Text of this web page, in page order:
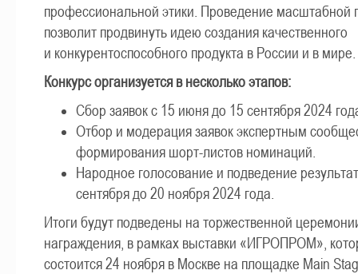
профессиональной этики. Проведение масштабной
позволит продвинуть идею создания качественного
и конкурентоспособного продукта в России и в мире.
Конкурс организуется в несколько этапов:
Сбор заявок с 15 июня до 15 сентября 2024
Отбор и модерация заявок экспертным
формирования шорт-листов номинаций.
Народное голосование и подведение
сентября до 20 ноября 2024 года.
Итоги будут подведены на торжественной
награждения, в рамках выставки «ИГРОПРОМ»,
состоится 24 ноября в Москве на площадке Main